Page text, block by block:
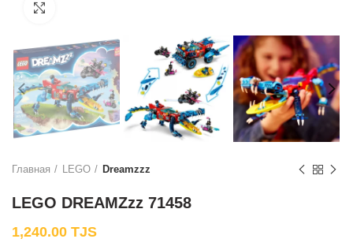
Главная LEGO Dreamzzz
LEGO DREAMZzz 71458
1,240.00 TJS